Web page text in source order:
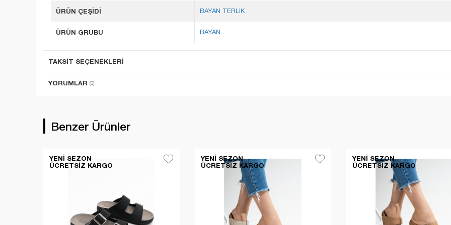
ÜRÜN ÇEŞİDİ BAYAN TERLIK
ÜRÜN GRUBU BAYAN
TAKSIT SEÇENEKLERI
YORUMLAR (0)
Benzer Ürünler
YENI SEZON
ÜCRETSIZ KARGO
YENI SEZON
ÜCRETSIZ KARGO
YENI SEZON
ÜCRETSIZ KARGO